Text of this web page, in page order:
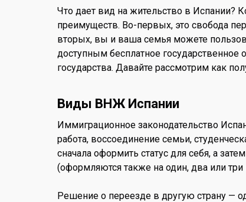
Что дает вид на жительство в Испании?
преимуществ. Во-первых, это свобода
вторых, вы и ваша семья можете
доступным бесплатное
государства. Давайте рассмотрим как
Виды ВНЖ Испании
Иммиграционное законодательство
работа, воссоединение семьи,
сначала оформить статус для себя, а
(оформляются также на один, два или три
Решение о переезде в другую страну —